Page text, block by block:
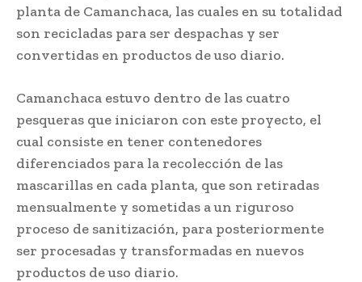
planta de Camanchaca, las cuales en su totalidad
son recicladas para ser despachas y ser
convertidas en productos de uso diario.
Camanchaca estuvo dentro de las cuatro
pesqueras que iniciaron con este proyecto, el
cual consiste en tener contenedores
diferenciados para la recolección de las
mascarillas en cada planta, que son retiradas
mensualmente y sometidas a un riguroso
proceso de sanitización, para posteriormente
ser procesadas y transformadas en nuevos
productos de uso diario.